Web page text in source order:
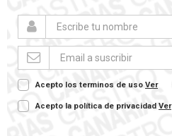
Acepto los terminos de uso Ver
Acepto la política de privacidad Ver